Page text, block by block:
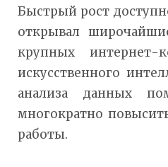
Быстрый рост
открывал
крупных интернет-
искусственного
анализа данных
многократно
работы.